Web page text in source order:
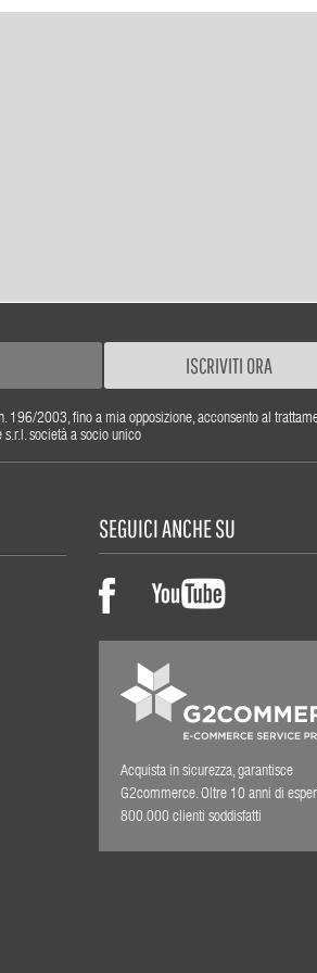
ISCRIVITI ORA
196/2003, fino a mia opposizione, acconsento al
società a socio unico
SEGUICI ANCHE SU
Acquista in sicurezza, garantisce
G2commerce. Oltre 10 anni di
800.000 clienti soddisfatti